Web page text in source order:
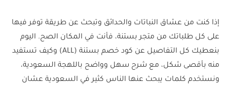
إذا كنت من عشاق النباتات والحدائق وتبحث عن طريقة توفر فيها
على كل طلباتك من متجر بستنة، فأنت في المكان الصح. اليوم
بنعطيك كل التفاصيل عن كود خصم بستنة (ALL) وكيف تستفيد
منه بأقصى شكل، مع شرح سهل وواضح باللهجة السعودية،
ونستخدم كلمات يبحث عنها الناس كثير في السعودية عشان